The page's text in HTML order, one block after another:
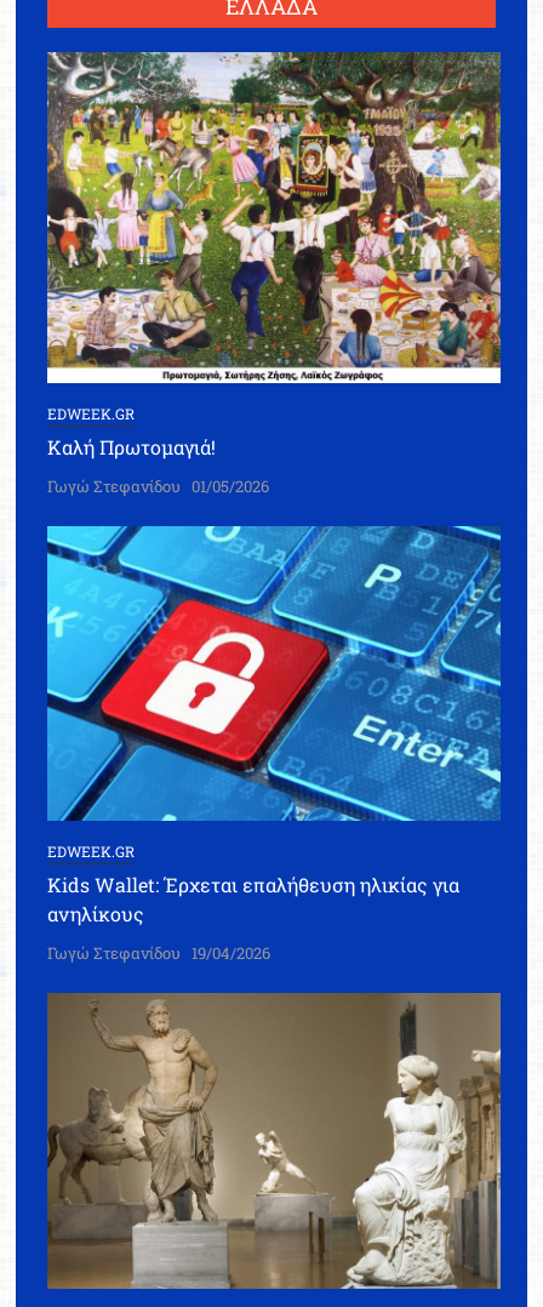
EDWEEK.GR
Καλή Πρωτομαγιά!
Γωγώ Στεφανίδου 01/05/2026
EDWEEK.GR
Kids Wallet: Έρχεται επαλήθευση ηλικίας για
ανηλίκους
Γωγώ Στεφανίδου 19/04/2026